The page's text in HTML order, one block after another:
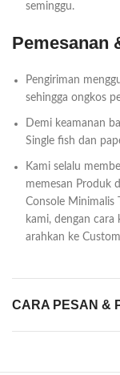
seminggu.
Pemesanan
Pengiriman
sehingga ongkos
Demi keamanan
Single fish dan
Kami selalu
memesan Produk
Console Minimalis
kami, dengan cara
arahkan ke
CARA PESAN &